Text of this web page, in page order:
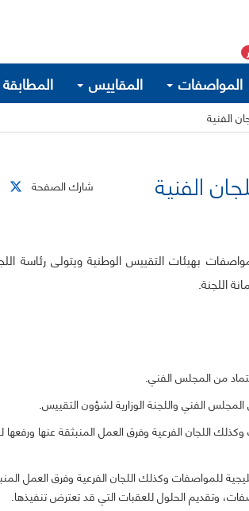
المواصفات المقاييس المطابقة
الفنية
شارك الصفحة الفنية
بهيئات التقييس الوطنية ويتولى رئاسة
اللجنة.
من المجلس الفني.
المجلس الفني واللجنة الوزارية لشؤون التقييس.
اللجان الفرعية وفرق العمل المنبثقة عنها
للمواصفات وكذلك اللجان الفرعية وفرق العمل
وتقديم الحلول للعقبات التي قد تعترض تنفيذها.